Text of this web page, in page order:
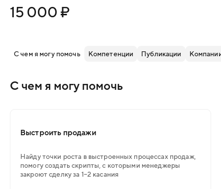
15 000 ₽
С чем я могу помочь Компетенции Публикации
С чем я могу помочь
Выстроить продажи
Найду точки роста в выстроенных процессах продаж,
помогу создать скрипты, с которыми менеджеры
закроют сделку за 1–2 касания